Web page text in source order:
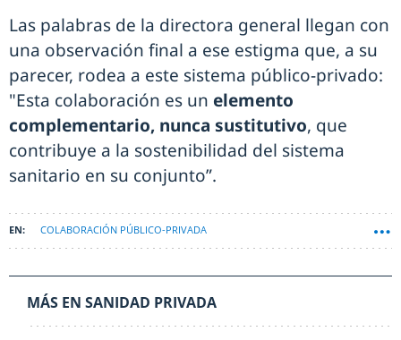
Las palabras de la directora general llegan con
una observación final a ese estigma que, a su
parecer, rodea a este sistema público-privado:
"Esta colaboración es un elemento
complementario, nunca sustitutivo, que
contribuye a la sostenibilidad del sistema
sanitario en su conjunto”.
COLABORACIÓN PÚBLICO-PRIVADA
MÁS EN SANIDAD PRIVADA